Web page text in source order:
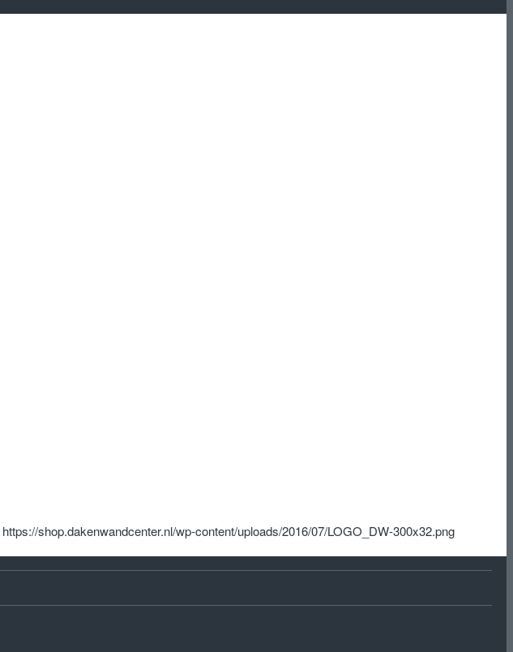
https://shop.dakenwandcenter.nl/wp-content/uploads/2016/07/LOGO_DW-300x32.png